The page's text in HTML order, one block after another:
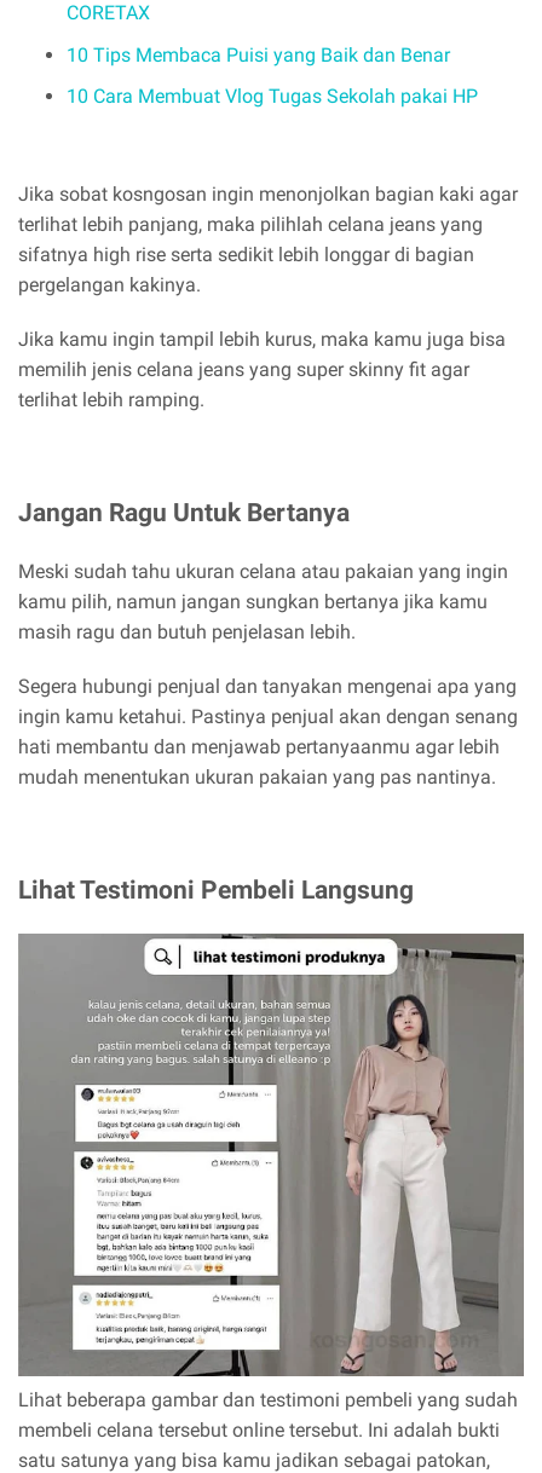
CORETAX
10 Tips Membaca Puisi yang Baik dan Benar
10 Cara Membuat Vlog Tugas Sekolah pakai HP
Jika sobat kosngosan ingin menonjolkan bagian kaki agar
terlihat lebih panjang, maka pilihlah celana jeans yang
sifatnya high rise serta sedikit lebih longgar di bagian
pergelangan kakinya.
Jika kamu ingin tampil lebih kurus, maka kamu juga bisa
memilih jenis celana jeans yang super skinny fit agar
terlihat lebih ramping.
Jangan Ragu Untuk Bertanya
Meski sudah tahu ukuran celana atau pakaian yang ingin
kamu pilih, namun jangan sungkan bertanya jika kamu
masih ragu dan butuh penjelasan lebih.
Segera hubungi penjual dan tanyakan mengenai apa yang
ingin kamu ketahui. Pastinya penjual akan dengan senang
hati membantu dan menjawab pertanyaanmu agar lebih
mudah menentukan ukuran pakaian yang pas nantinya.
Lihat Testimoni Pembeli Langsung
Lihat beberapa gambar dan testimoni pembeli yang sudah
membeli celana tersebut online tersebut. Ini adalah bukti
satu satunya yang bisa kamu jadikan sebagai patokan,